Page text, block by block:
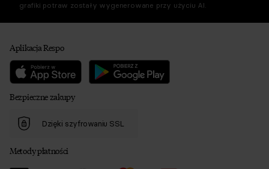
grafiki potraw zostały wygenerowane przy użyciu AI.
Aplikacja Respo
Bezpieczne zakupy
Dzięki szyfrowaniu SSL
Metody płatności